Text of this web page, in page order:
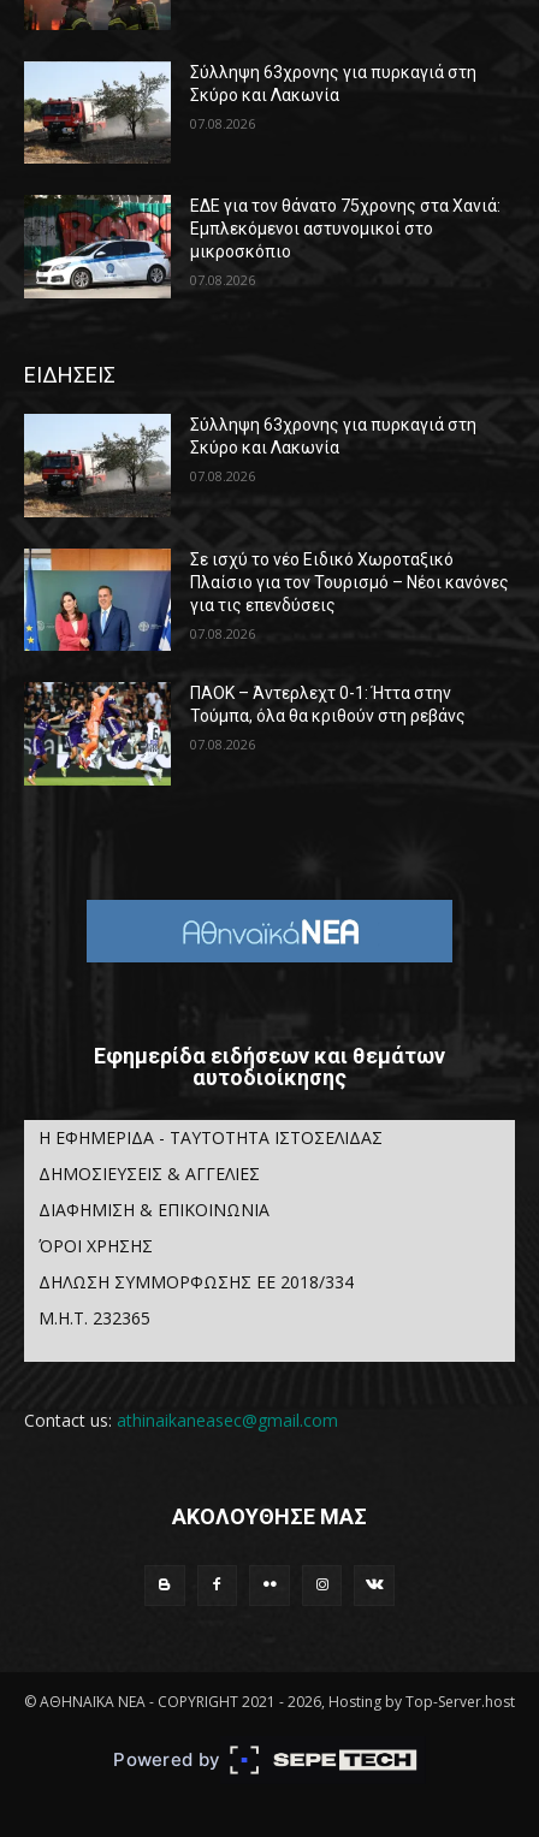
Σύλληψη 63χρονης για πυρκαγιά στη
Σκύρο και Λακωνία
07.08.2026
ΕΔΕ για τον θάνατο 75χρονης στα Χανιά:
Εμπλεκόμενοι αστυνομικοί στο
μικροσκόπιο
07.08.2026
ΕΙΔΗΣΕΙΣ
Σύλληψη 63χρονης για πυρκαγιά στη
Σκύρο και Λακωνία
07.08.2026
Σε ισχύ το νέο Ειδικό Χωροταξικό
Πλαίσιο για τον Τουρισμό – Νέοι κανόνες
για τις επενδύσεις
07.08.2026
ΠΑΟΚ – Άντερλεχτ 0-1: Ήττα στην
Τούμπα, όλα θα κριθούν στη ρεβάνς
07.08.2026
Εφημερίδα ειδήσεων και θεμάτων
αυτοδιοίκησης
Η ΕΦΗΜΕΡΙΔΑ - ΤΑΥΤΟΤΗΤΑ ΙΣΤΟΣΕΛΙΔΑΣ
ΔΗΜΟΣΙΕΥΣΕΙΣ & ΑΓΓΕΛΙΕΣ
ΔΙΑΦΗΜΙΣΗ & ΕΠΙΚΟΙΝΩΝΙΑ
ΌΡΟΙ ΧΡΗΣΗΣ
ΔΗΛΩΣΗ ΣΥΜΜΟΡΦΩΣΗΣ ΕΕ 2018/334
Μ.Η.Τ. 232365
Contact us: athinaikaneasec@gmail.com
ΑΚΟΛΟΥΘΗΣΕ ΜΑΣ
© ΑΘΗΝΑΪΚΑ ΝΕΑ - COPYRIGHT 2021 - 2026, Hosting by Top-Server.host
Powered by